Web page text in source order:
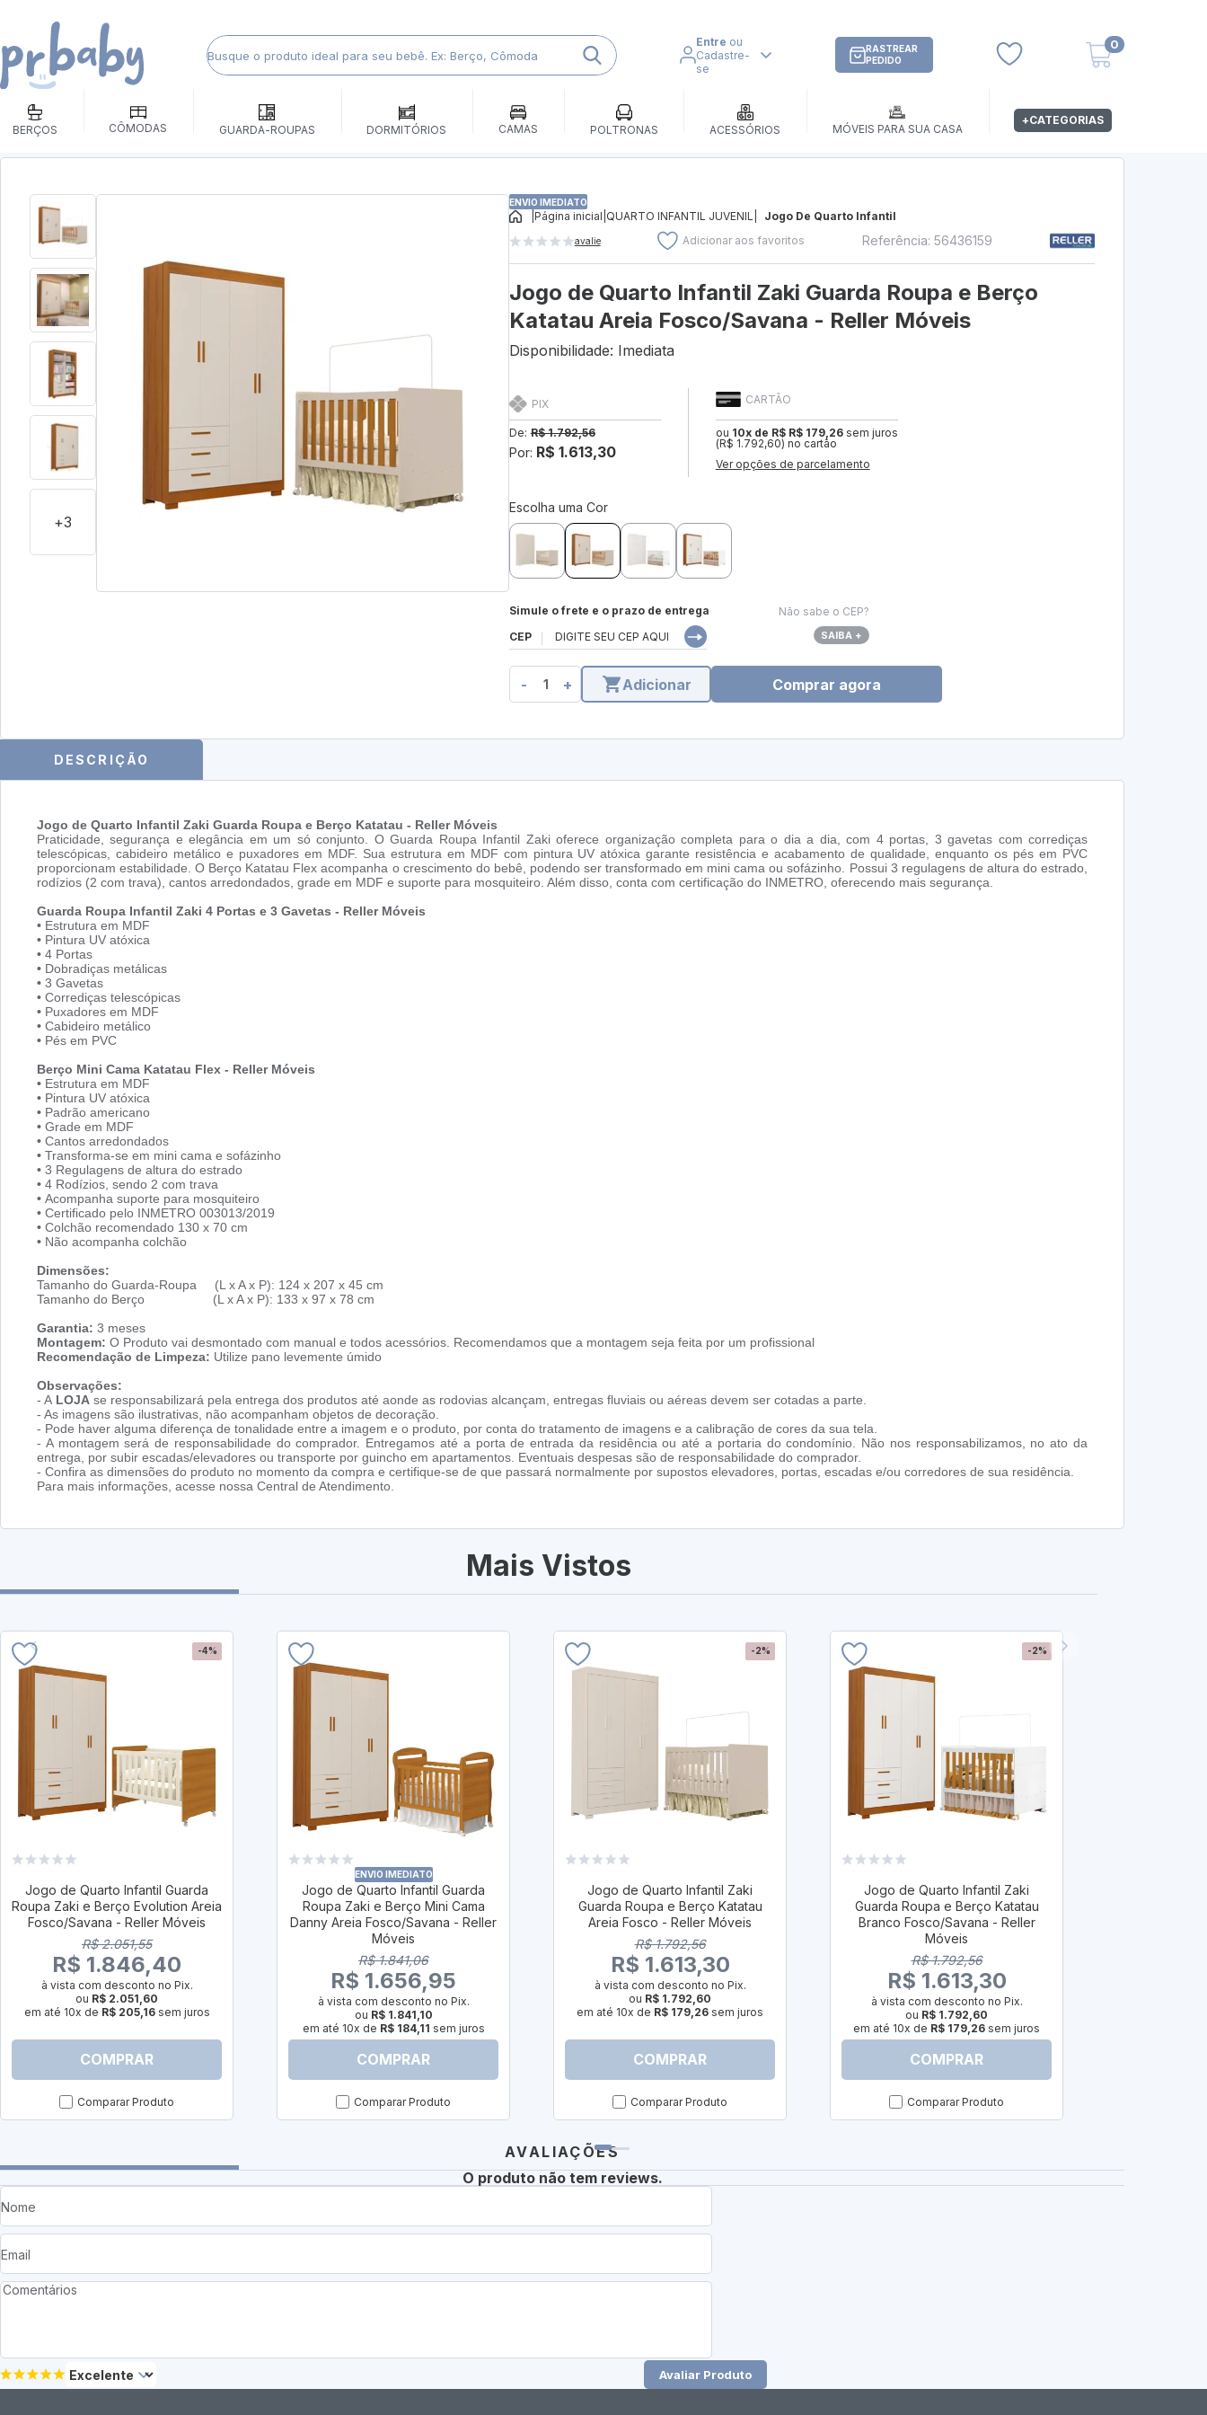
Entre ou
Cadastre-
se
RASTREAR
PEDIDO
0
BERÇOS CÔMODAS GUARDA-ROUPAS DORMITÓRIOS CAMAS POLTRONAS ACESSÓRIOS MÓVEIS PARA SUA CASA
+CATEGORIAS
+3
ENVIO IMEDIATO
Página inicial QUARTO INFANTIL JUVENIL Jogo De Quarto Infantil
avalie Adicionar aos favoritos Referência: 56436159
Jogo de Quarto Infantil Zaki Guarda Roupa e Berço
Katatau Areia Fosco/Savana - Reller Móveis
Disponibilidade: Imediata
CARTÃO
ou 10x de R$ R$ 179,26sem juros
(R$ 1.792,60) no cartão
Ver opções de parcelamento
PIX
De: R$ 1.792,56
Por: R$ 1.613,30
Escolha uma Cor
Simule o frete e o prazo de entrega
CEP
Não sabe o CEP?
SAIBA +
- + Adicionar Comprar agora
DESCRIÇÃO
Jogo de Quarto Infantil Zaki Guarda Roupa e Berço Katatau - Reller Móveis
Praticidade, segurança e elegância em um só conjunto. O Guarda Roupa Infantil Zaki oferece organização completa para o dia a dia, com 4 portas, 3 gavetas com corrediças
telescópicas, cabideiro metálico e puxadores em MDF. Sua estrutura em MDF com pintura UV atóxica garante resistência e acabamento de qualidade, enquanto os pés em PVC
proporcionam estabilidade. O Berço Katatau Flex acompanha o crescimento do bebê, podendo ser transformado em mini cama ou sofázinho. Possui 3 regulagens de altura do estrado,
rodízios (2 com trava), cantos arredondados, grade em MDF e suporte para mosquiteiro. Além disso, conta com certificação do INMETRO, oferecendo mais segurança.
Guarda Roupa Infantil Zaki 4 Portas e 3 Gavetas - Reller Móveis
• Estrutura em MDF
• Pintura UV atóxica
• 4 Portas
• Dobradiças metálicas
• 3 Gavetas
• Corrediças telescópicas
• Puxadores em MDF
• Cabideiro metálico
• Pés em PVC
Berço Mini Cama Katatau Flex - Reller Móveis
• Estrutura em MDF
• Pintura UV atóxica
• Padrão americano
• Grade em MDF
• Cantos arredondados
• Transforma-se em mini cama e sofázinho
• 3 Regulagens de altura do estrado
• 4 Rodízios, sendo 2 com trava
• Acompanha suporte para mosquiteiro
• Certificado pelo INMETRO 003013/2019
• Colchão recomendado 130 x 70 cm
• Não acompanha colchão
Dimensões:
Tamanho do Guarda-Roupa (L x A x P): 124 x 207 x 45 cm
Tamanho do Berço (L x A x P): 133 x 97 x 78 cm
Garantia: 3 meses
Montagem: O Produto vai desmontado com manual e todos acessórios. Recomendamos que a montagem seja feita por um profissional
Recomendação de Limpeza: Utilize pano levemente úmido
Observações:
- A LOJA se responsabilizará pela entrega dos produtos até aonde as rodovias alcançam, entregas fluviais ou aéreas devem ser cotadas a parte.
- As imagens são ilustrativas, não acompanham objetos de decoração.
- Pode haver alguma diferença de tonalidade entre a imagem e o produto, por conta do tratamento de imagens e a calibração de cores da sua tela.
- A montagem será de responsabilidade do comprador. Entregamos até a porta de entrada da residência ou até a portaria do condomínio. Não nos responsabilizamos, no ato da
entrega, por subir escadas/elevadores ou transporte por guincho em apartamentos. Eventuais despesas são de responsabilidade do comprador.
- Confira as dimensões do produto no momento da compra e certifique-se de que passará normalmente por supostos elevadores, portas, escadas e/ou corredores de sua residência.
Para mais informações, acesse nossa Central de Atendimento.
Mais Vistos
-4%
Jogo de Quarto Infantil Guarda
Roupa Zaki e Berço Evolution Areia
Fosco/Savana - Reller Móveis
R$ 2.051,55
R$ 1.846,40
à vista com desconto no Pix.
ou R$ 2.051,60
em até 10x de R$ 205,16sem juros
COMPRAR
Comparar Produto
ENVIO IMEDIATO
Jogo de Quarto Infantil Guarda
Roupa Zaki e Berço Mini Cama
Danny Areia Fosco/Savana - Reller
Móveis
R$ 1.841,06
R$ 1.656,95
à vista com desconto no Pix.
ou R$ 1.841,10
em até 10x de R$ 184,11 sem juros
COMPRAR
Comparar Produto
-2%
Jogo de Quarto Infantil Zaki
Guarda Roupa e Berço Katatau
Areia Fosco - Reller Móveis
R$ 1.792,56
R$ 1.613,30
à vista com desconto no Pix.
ou R$ 1.792,60
em até 10x de R$ 179,26 sem juros
COMPRAR
Comparar Produto
-2%
Jogo de Quarto Infantil Zaki
Guarda Roupa e Berço Katatau
Branco Fosco/Savana - Reller
Móveis
R$ 1.792,56
R$ 1.613,30
à vista com desconto no Pix.
ou R$ 1.792,60
em até 10x de R$ 179,26 sem juros
COMPRAR
Comparar Produto
AVALIAÇÕES
O produto não tem reviews.
Avaliar Produto